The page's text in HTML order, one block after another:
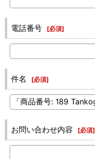
電話番号 [必須]
件名 [必須]
お問い合わせ内容 [必須]